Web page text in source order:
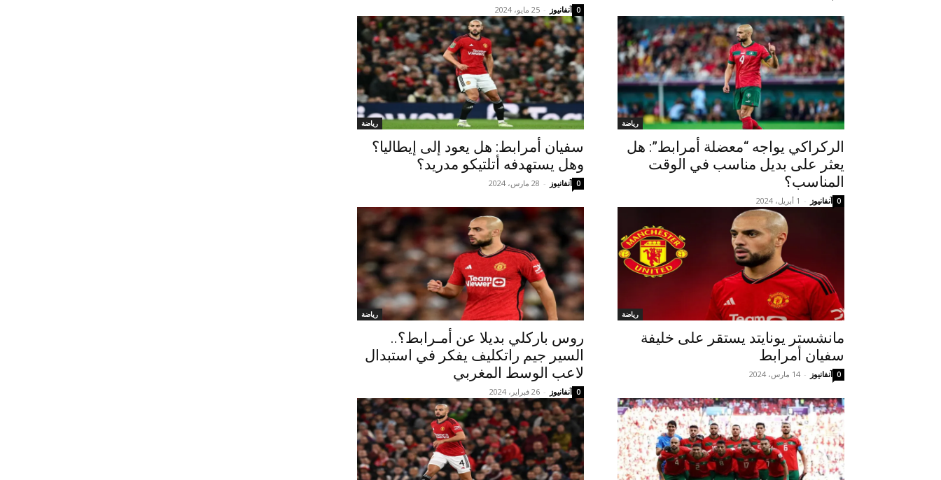
آنفانيوز - 25 مايو، 2024 0
رياضة
الركراكي يواجه “معضلة أمرابط”: هل
يعثر على بديل مناسب في الوقت
المناسب؟
آنفانيوز - 1 أبريل، 2024 0
رياضة
سفيان أمرابط: هل يعود إلى إيطاليا؟
وهل يستهدفه أتلتيكو مدريد؟
آنفانيوز - 28 مارس، 2024 0
رياضة
مانشستر يونايتد يستقر على خليفة
سفيان أمرابط
آنفانيوز - 14 مارس، 2024 0
رياضة
روس باركلي بديلا عن أمـرابط؟..
السير جيم راتكليف يفكر في استبدال
لاعب الوسط المغربي
آنفانيوز - 26 فبراير، 2024 0